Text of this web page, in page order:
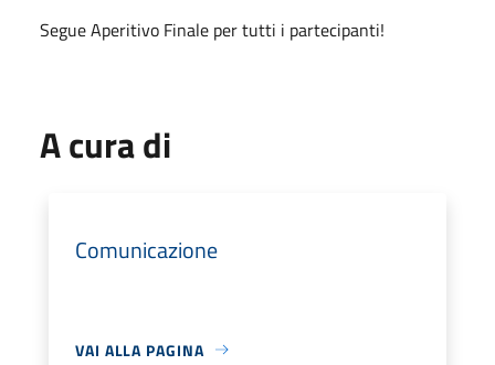
Segue Aperitivo Finale per tutti i partecipanti!
A cura di
Comunicazione
VAI ALLA PAGINA